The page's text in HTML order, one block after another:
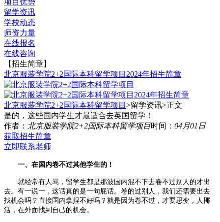
项目优势
留学资讯
学校动态
师资力量
在线报名
在线咨询
【招生简章】
北京服装学院2+2国际本科留学项目2024年招生简章
北京服装学院2+2国际本科留学项目 >留学资讯>正文
是的，这些国内学生才最适合去英国留学！
作者： 北京服装学院2+2国际本科留学项目时间： 04月01日
获取招生简章
立即联系老师
一、在国内卷不过其他学生的！
就经常有人骂，留学生都是那波国内混不下去卷不过别人的才出
去。有一说一，这话真的是一句屁话。卷的过别人，我们还需要出去
找机会吗？直接国内拿捏不好吗？就是因为卷不过，才要思变，人挪
活，在外面找到自己的机会。